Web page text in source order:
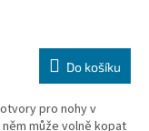
Do košíku
pro nohy v
může volně kopat